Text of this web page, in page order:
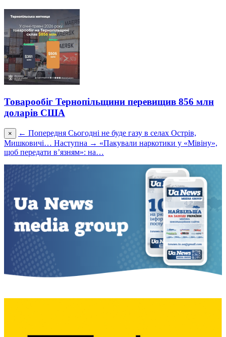
Товарообіг Тернопільщини перевищив 856 млн
доларів США
× ← Попередня Сьогодні не буде газу в селах Острів,
Мишковичі… Наступна → «Пакували наркотики у «Мівіну»,
щоб передати в’язням»: на…